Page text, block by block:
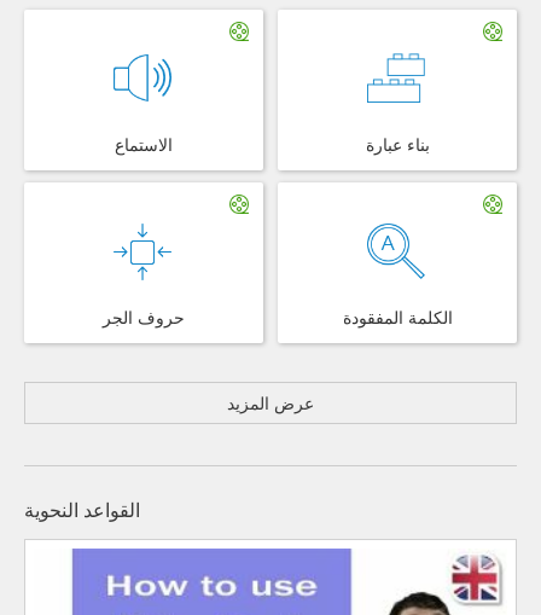
الاستماع بناء عبارة
حروف الجر الكلمة المفقودة
عرض المزيد
القواعد النحوية